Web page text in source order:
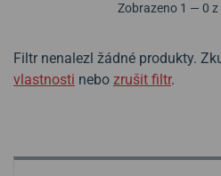
Zobrazeno 1 — 0 z
Filtr nenalezl žádné produkty.
vlastnosti nebo zrušit filtr.